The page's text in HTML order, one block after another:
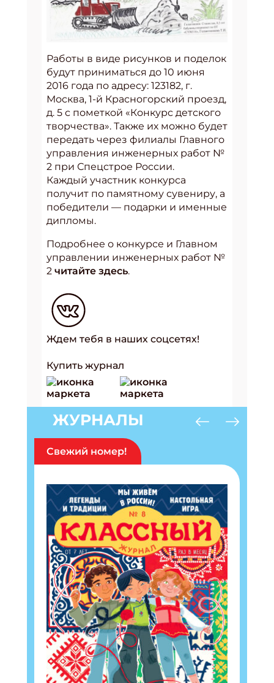
Работы в виде рисунков и поделок
будут приниматься до 10 июня
2016 года по адресу: 123182, г.
Москва, 1-й Красногорский проезд,
д. 5 с пометкой «Конкурс детского
творчества». Также их можно будет
передать через филиалы Главного
управления инженерных работ №
2 при Спецстрое России.
Каждый участник конкурса
получит по памятному сувениру, а
победители — подарки и именные
дипломы.
Подробнее о конкурсе и Главном
управлении инженерных работ №
2 читайте здесь.
Ждем тебя в наших соцсетях!
Купить журнал
ЖУРНАЛЫ
Свежий номер!